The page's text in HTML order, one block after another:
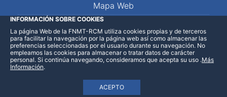
Mapa Web
LinkedInFacebookWhatsApp
INFORMACIÓN SOBRE COOKIES
La página Web de la FNMT-RCM utiliza cookies propias y de terceros
para facilitar la navegación por la página web así como almacenar las
preferencias seleccionadas por el usuario durante su navegación. No
empleamos las cookies para almacenar o tratar datos de carácter
personal. Si continúa navegando, consideramos que acepta su uso
ACEPTO
.Más
Información.